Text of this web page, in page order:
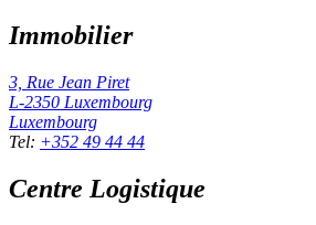
Immobilier
3, Rue Jean Piret
L-2350 Luxembourg
Luxembourg
Tel: +352 49 44 44
Centre Logistique